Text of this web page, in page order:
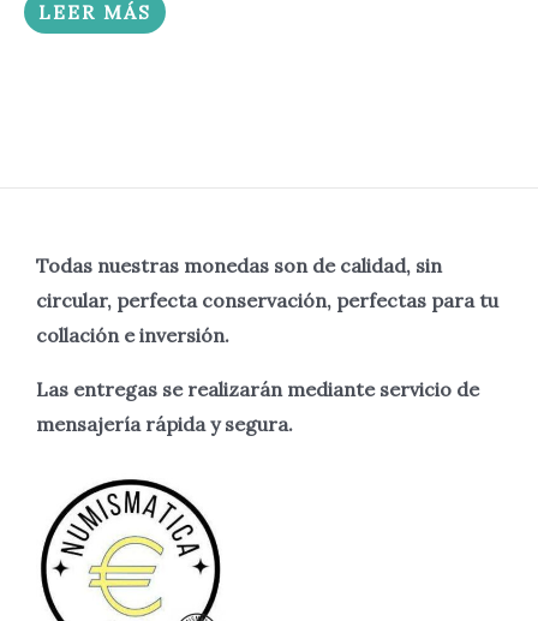
LEER MÁS
Todas nuestras monedas son de calidad, sin
circular, perfectaconservación, perfectas para tu
collación e inversión.
Las entregas se realizarán mediante servicio de
mensajería rápida y segura.